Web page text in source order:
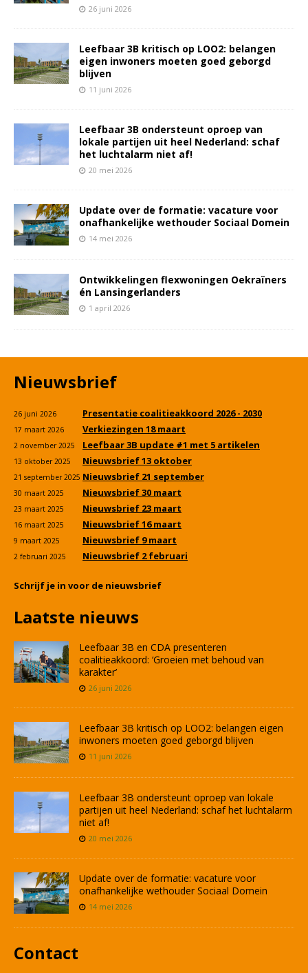
26 juni 2026
Leefbaar 3B kritisch op LOO2: belangen
eigen inwoners moeten goed geborgd
blijven
11 juni 2026
Leefbaar 3B ondersteunt oproep van
lokale partijen uit heel Nederland: schaf
het luchtalarm niet af!
20 mei 2026
Update over de formatie: vacature voor
onafhankelijke wethouder Sociaal Domein
14 mei 2026
Ontwikkelingen flexwoningen Oekraïners
én Lansingerlanders
1 april 2026
Nieuwsbrief
26 juni 2026 Presentatie coalitieakkoord 2026 - 2030
17 maart 2026 Verkiezingen 18 maart
2 november 2025 Leefbaar 3B update #1 met 5 artikelen
13 oktober 2025 Nieuwsbrief 13 oktober
21 september 2025 Nieuwsbrief 21 september
30 maart 2025 Nieuwsbrief 30 maart
23 maart 2025 Nieuwsbrief 23 maart
16 maart 2025 Nieuwsbrief 16 maart
9 maart 2025 Nieuwsbrief 9 maart
2 februari 2025 Nieuwsbrief 2 februari
Schrijf je in voor de nieuwsbrief
Laatste nieuws
Leefbaar 3B en CDA presenteren
coalitieakkoord: ‘Groeien met behoud van
karakter’
26 juni 2026
Leefbaar 3B kritisch op LOO2: belangen eigen
inwoners moeten goed geborgd blijven
11 juni 2026
Leefbaar 3B ondersteunt oproep van lokale
partijen uit heel Nederland: schaf het luchtalarm
niet af!
20 mei 2026
Update over de formatie: vacature voor
onafhankelijke wethouder Sociaal Domein
14 mei 2026
Contact